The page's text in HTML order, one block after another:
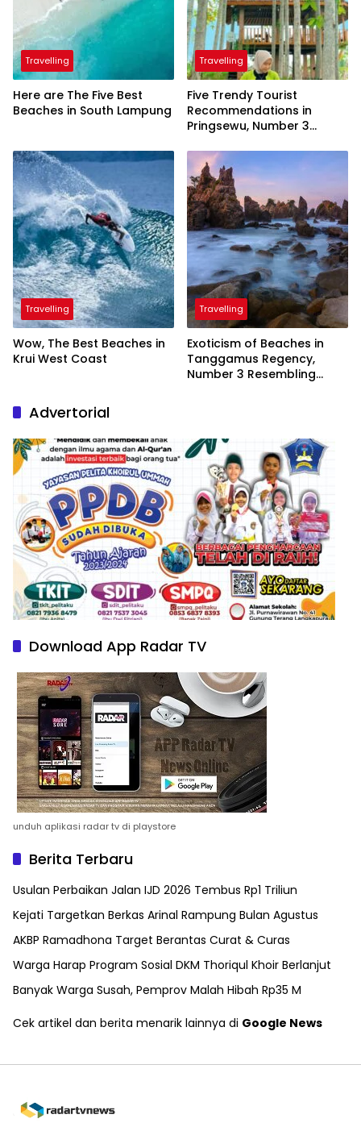
Travelling
Here are The Five Best
Beaches in South Lampung
Travelling
Five Trendy Tourist
Recommendations in
Pringsewu, Number 3
President
Travelling
Wow, The Best Beaches in
Krui West Coast
Travelling
Exoticism of Beaches in
Tanggamus Regency,
Number 3 Resembling
Advertorial
Download App Radar TV
unduh aplikasi radar tv di playstore
Berita Terbaru
Usulan Perbaikan Jalan IJD 2026 Tembus Rp1 Triliun
Kejati Targetkan Berkas Arinal Rampung Bulan Agustus
AKBP Ramadhona Target Berantas Curat & Curas
Warga Harap Program Sosial DKM Thoriqul Khoir Berlanjut
Banyak Warga Susah, Pemprov Malah Hibah Rp35 M
Cek artikel dan berita menarik lainnya di Google News